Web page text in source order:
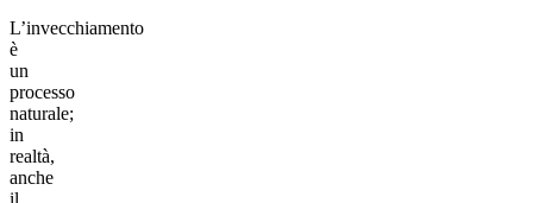
L’invecchiamento
è
un
processo
naturale;
in
realtà,
anche